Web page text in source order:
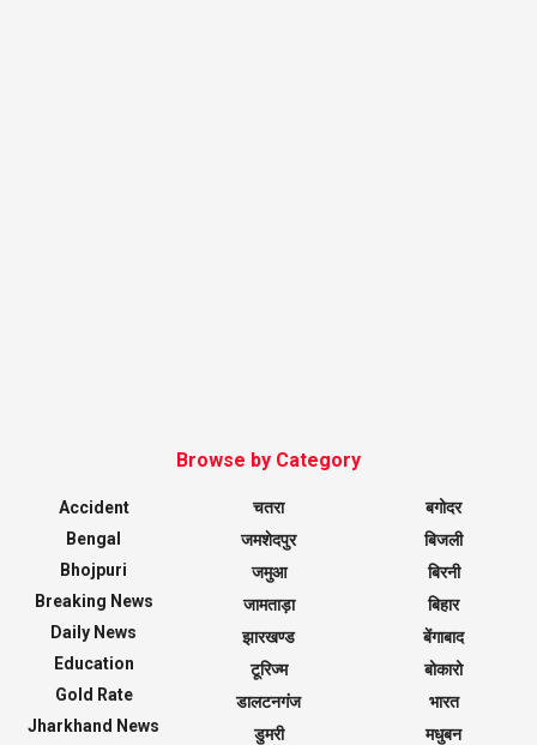
Browse by Category
Accident
Bengal
Bhojpuri
Breaking News
Daily News
Education
Gold Rate
Jharkhand News
चतरा
जमशेदपुर
जमुआ
जामताड़ा
झारखण्ड
टूरिज्म
डालटनगंज
डुमरी
बगोदर
बिजली
बिरनी
बिहार
बेंगाबाद
बोकारो
भारत
मधुबन